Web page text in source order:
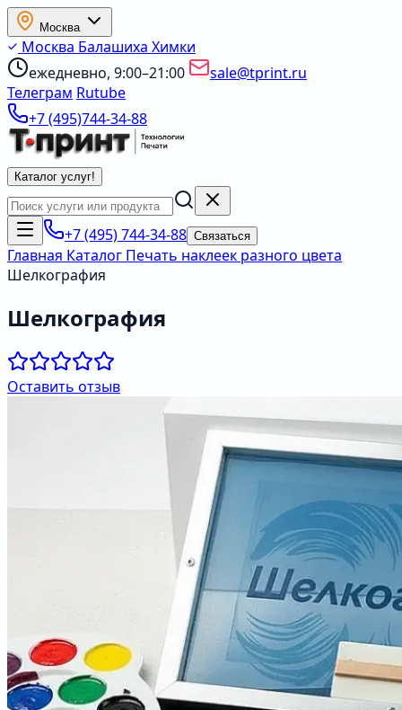
Москва
Москва Балашиха Химки
ежедневно, 9:00–21:00
sale@tprint.ru
Телеграм Rutube
+7 (495)744-34-88
Каталог услуг!
+7 (495) 744-34-88 Связаться
Главная Каталог Печать наклеек разного цвета
Шелкография
Шелкография
Оставить отзыв